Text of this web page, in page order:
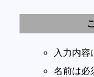
入力内容
名前は必